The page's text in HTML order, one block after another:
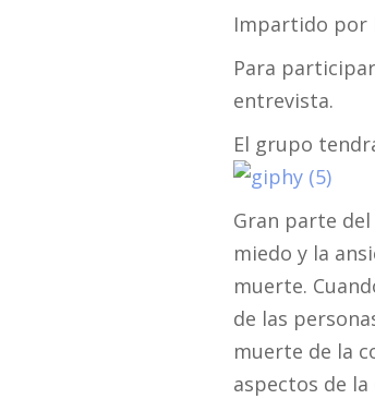
Impartido por
Para
entrevista.
El grupo
Gran parte
miedo y la
muerte.
de las
muerte de la
aspectos de